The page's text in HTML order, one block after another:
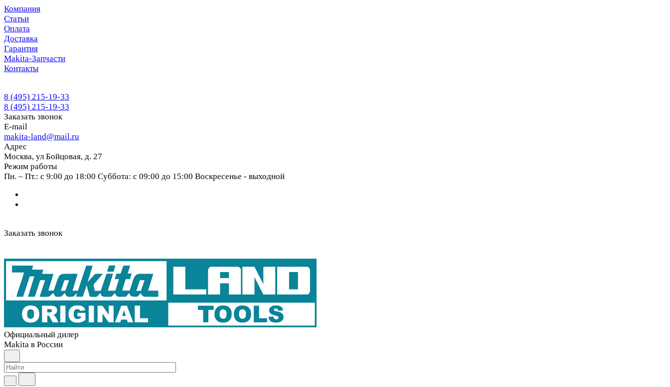
Компания
Статьи
Оплата
Доставка
Гарантия
Makita-Запчасти
Контакты
8 (495) 215-19-33
8 (495) 215-19-33
Заказать звонок
E-mail
makita-land@mail.ru
Адрес
Москва, ул Бойцовая, д. 27
Режим работы
Пн. – Пт.: с 9:00 до 18:00 Суббота: с 09:00 до 15:00 Воскресенье - выходной
Заказать звонок
Официальный дилер
Makita в России